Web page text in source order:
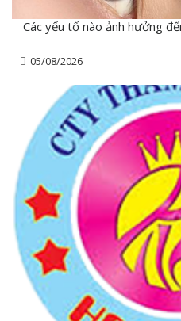
Các yếu tố nào ảnh hưởng
05/08/2026